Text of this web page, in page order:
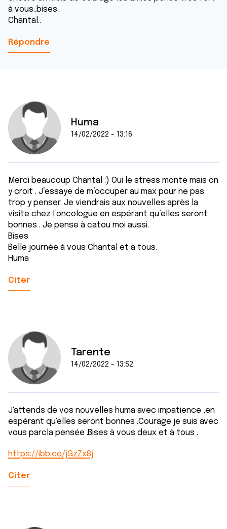
à vous..bises.
Chantal..
Répondre
Huma
14/02/2022 - 13:16
Merci beaucoup Chantal :) Oui le stress monte mais on
y croit . J’essaye de m’occuper au max pour ne pas
trop y penser. Je viendrais aux nouvelles après la
visite chez l’oncologue en espérant qu’elles seront
bonnes . Je pense à catou moi aussi.
Bises
Belle journée à vous Chantal et à tous.
Huma
Citer
Tarente
14/02/2022 - 13:52
J'attends de vos nouvelles huma avec impatience ,en
espérant qu'elles seront bonnes .Courage je suis avec
vous parcla pensée .Bises à vous deux et à tous .
https://ibb.co/jGzZx8j
Citer